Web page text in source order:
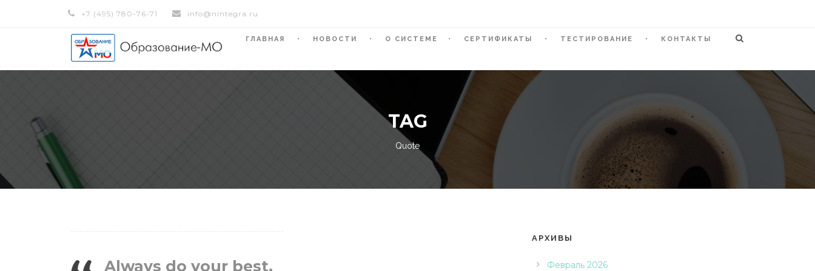
+7 (495) 780-76-71 info@nintegra.ru
ГЛАВНАЯ НОВОСТИ О СИСТЕМЕ СЕРТИФИКАТЫ ТЕСТИРОВАНИЕ КОНТАКТЫ
TAG
Quote
Always do your best.
АРХИВЫ
Февраль 2026